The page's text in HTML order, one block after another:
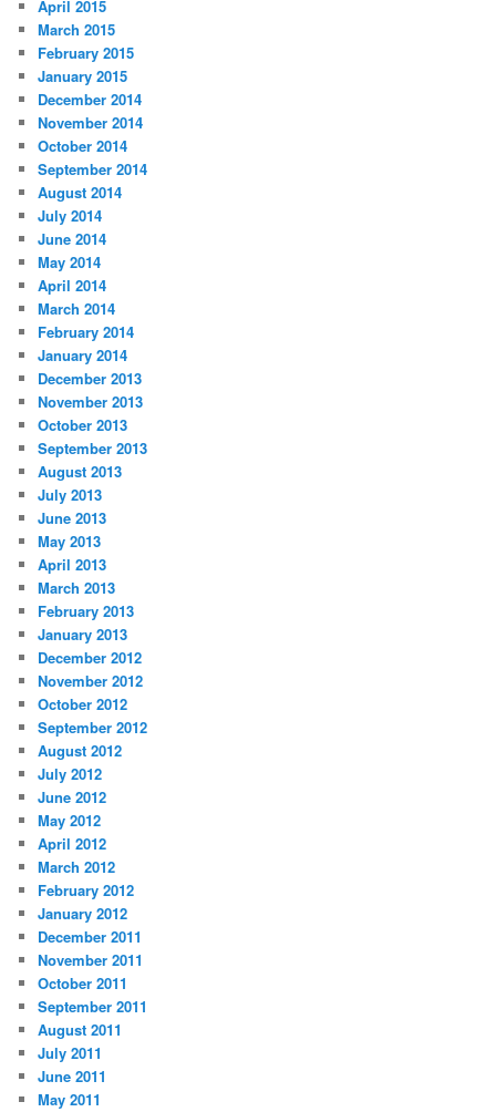
April 2015
March 2015
February 2015
January 2015
December 2014
November 2014
October 2014
September 2014
August 2014
July 2014
June 2014
May 2014
April 2014
March 2014
February 2014
January 2014
December 2013
November 2013
October 2013
September 2013
August 2013
July 2013
June 2013
May 2013
April 2013
March 2013
February 2013
January 2013
December 2012
November 2012
October 2012
September 2012
August 2012
July 2012
June 2012
May 2012
April 2012
March 2012
February 2012
January 2012
December 2011
November 2011
October 2011
September 2011
August 2011
July 2011
June 2011
May 2011